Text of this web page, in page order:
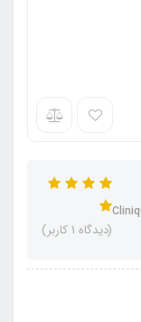
(دیدگاه 1 کاربر)